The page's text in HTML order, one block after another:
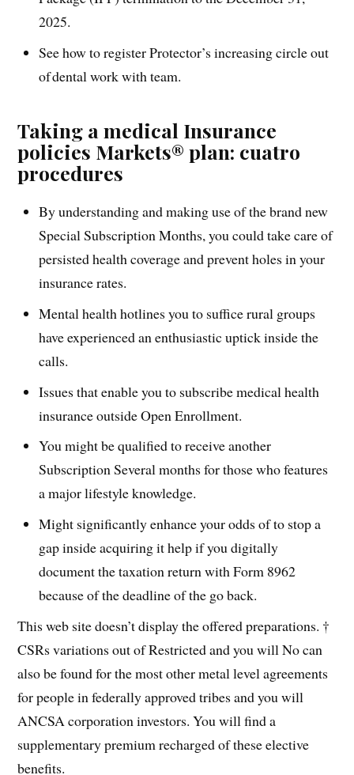
2025.
See how to register Protector’s increasing circle out
of dental work with team.
Taking a medical Insurance
policies Markets® plan: cuatro
procedures
By understanding and making use of the brand new
Special Subscription Months, you could take care of
persisted health coverage and prevent holes in your
insurance rates.
Mental health hotlines you to suffice rural groups
have experienced an enthusiastic uptick inside the
calls.
Issues that enable you to subscribe medical health
insurance outside Open Enrollment.
You might be qualified to receive another
Subscription Several months for those who features
a major lifestyle knowledge.
Might significantly enhance your odds of to stop a
gap inside acquiring it help if you digitally
document the taxation return with Form 8962
because of the deadline of the go back.
This web site doesn’t display the offered preparations. †
CSRs variations out of Restricted and you will No can
also be found for the most other metal level agreements
for people in federally approved tribes and you will
ANCSA corporation investors. You will find a
supplementary premium recharged of these elective
benefits.